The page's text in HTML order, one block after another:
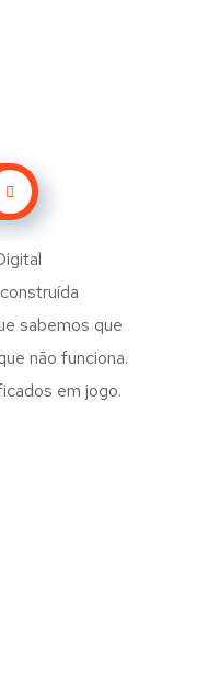
sabemos que
não funciona.
em jogo.